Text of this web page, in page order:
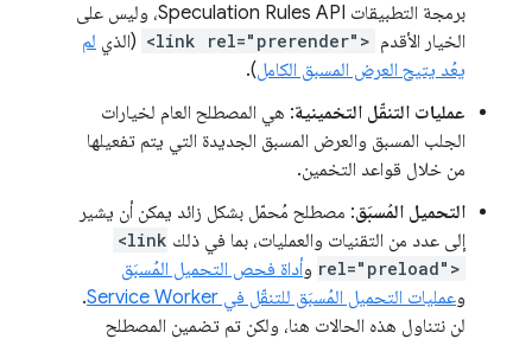
برمجة التطبيقات Speculation Rules API، وليس على
الخيار الأقدم <link rel="prerender"> (الذي لم
يعُد يتيح العرض المسبق الكامل).
عمليات التنقّل التخمينية: هي المصطلح العام لخيارات
الجلب المسبق والعرض المسبق الجديدة التي يتم تفعيلها
من خلال قواعد التخمين.
التحميل المُسبَق: مصطلح مُحمّل بشكل زائد يمكن أن يشير
إلى عدد من التقنيات والعمليات، بما في ذلك <link
rel="preload"> وأداة فحص التحميل المُسبَق
وعمليات التحميل المُسبَق للتنقّل في Service Worker
.
لن نتناول هذه الحالات هنا، ولكن تم تضمين المصطلح